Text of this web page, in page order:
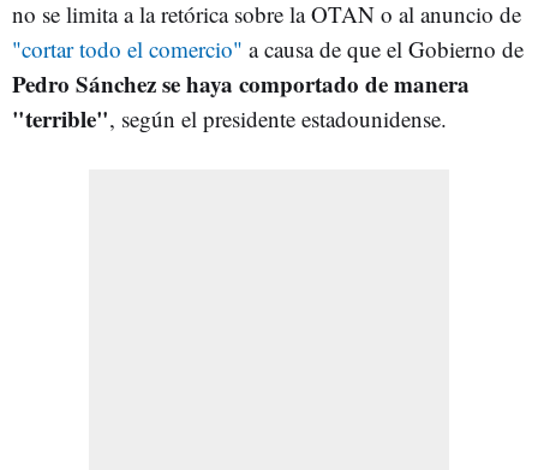
no se limita a la retórica sobre la OTAN o al anuncio de
"cortar todo el comercio" a causa de que el Gobierno de
Pedro Sánchez se haya comportado de manera
"terrible", según el presidente estadounidense.